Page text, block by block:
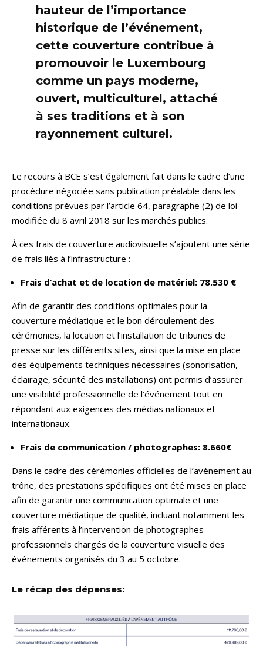
hauteur de l’importance
historique de l’événement,
cette couverture contribue à
promouvoir le Luxembourg
comme un pays moderne,
ouvert, multiculturel, attaché
à ses traditions et à son
rayonnement culturel.
Le recours à BCE s’est également fait dans le cadre d’une
procédure négociée sans publication préalable dans les
conditions prévues par l’article 64, paragraphe (2) de loi
modifiée du 8 avril 2018 sur les marchés publics.
À ces frais de couverture audiovisuelle s’ajoutent une série
de frais liés à l’infrastructure :
Frais d’achat et de location de matériel: 78.530 €
Afin de garantir des conditions optimales pour la
couverture médiatique et le bon déroulement des
cérémonies, la location et l’installation de tribunes de
presse sur les différents sites, ainsi que la mise en place
des équipements techniques nécessaires (sonorisation,
éclairage, sécurité des installations) ont permis d’assurer
une visibilité professionnelle de l’événement tout en
répondant aux exigences des médias nationaux et
internationaux.
Frais de communication / photographes: 8.660€
Dans le cadre des cérémonies officielles de l’avènement au
trône, des prestations spécifiques ont été mises en place
afin de garantir une communication optimale et une
couverture médiatique de qualité, incluant notamment les
frais afférents à l’intervention de photographes
professionnels chargés de la couverture visuelle des
événements organisés du 3 au 5 octobre.
Le récap des dépenses: